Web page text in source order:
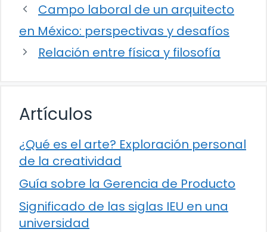
Campo laboral de un arquitecto
en México: perspectivas y desafíos
Relación entre física y filosofía
Artículos
¿Qué es el arte? Exploración personal
de la creatividad
Guía sobre la Gerencia de Producto
Significado de las siglas IEU en una
universidad